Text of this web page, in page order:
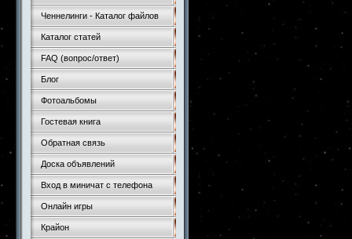
Ченнелинги - Каталог файлов
Каталог статей
FAQ (вопрос/ответ)
Блог
Фотоальбомы
Гостевая книга
Обратная связь
Доска объявлений
Вход в миничат с телефона
Онлайн игры
Крайон